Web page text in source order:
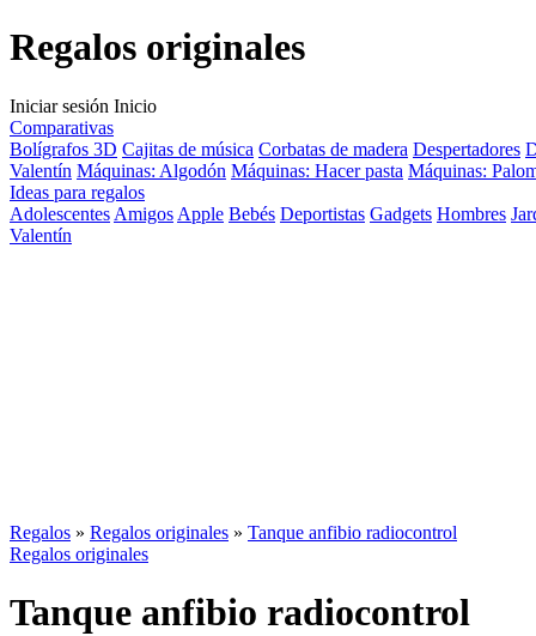
Regalos originales
Iniciar sesión Inicio
Comparativas
Bolígrafos 3D Cajitas de música Corbatas de madera Despertadores
Valentín Máquinas: Algodón Máquinas: Hacer pasta Máquinas:
Ideas para regalos
Adolescentes Amigos Apple Bebés Deportistas Gadgets Hombres
Valentín
Regalos » Regalos originales » Tanque anfibio radiocontrol
Regalos originales
Tanque anfibio radiocontrol